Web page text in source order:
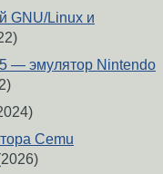
GNU/Linux и
— эмулятор Nintendo
Cemu